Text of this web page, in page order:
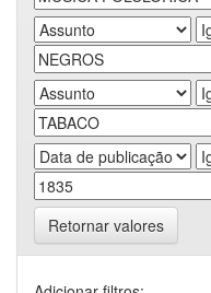
Retornar valores